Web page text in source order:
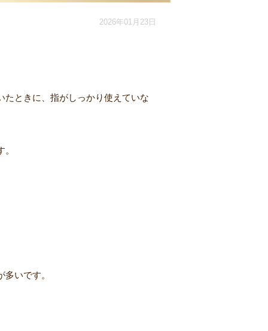
2026年01月23日
ときに、指がしっかり使えていな
いです。